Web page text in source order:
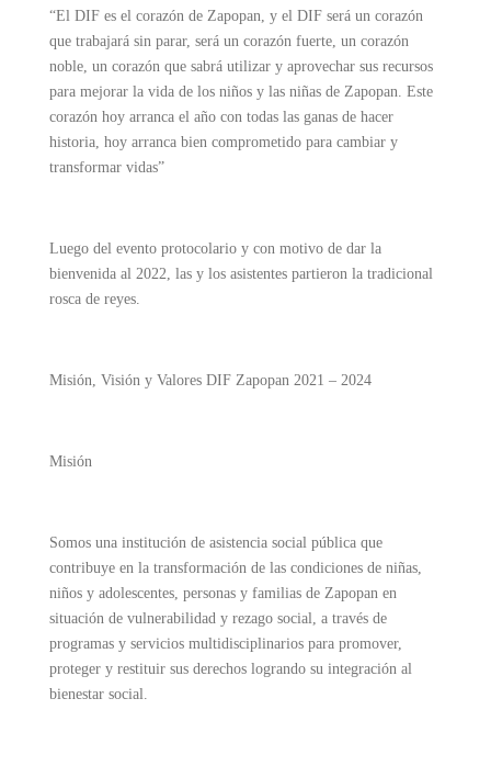
“El DIF es el corazón de Zapopan, y el DIF será un corazón
que trabajará sin parar, será un corazón fuerte, un corazón
noble, un corazón que sabrá utilizar y aprovechar sus recursos
para mejorar la vida de los niños y las niñas de Zapopan. Este
corazón hoy arranca el año con todas las ganas de hacer
historia, hoy arranca bien comprometido para cambiar y
transformar vidas”
Luego del evento protocolario y con motivo de dar la
bienvenida al 2022, las y los asistentes partieron la tradicional
rosca de reyes.
Misión, Visión y Valores DIF Zapopan 2021 – 2024
Misión
Somos una institución de asistencia social pública que
contribuye en la transformación de las condiciones de niñas,
niños y adolescentes, personas y familias de Zapopan en
situación de vulnerabilidad y rezago social, a través de
programas y servicios multidisciplinarios para promover,
proteger y restituir sus derechos logrando su integración al
bienestar social.